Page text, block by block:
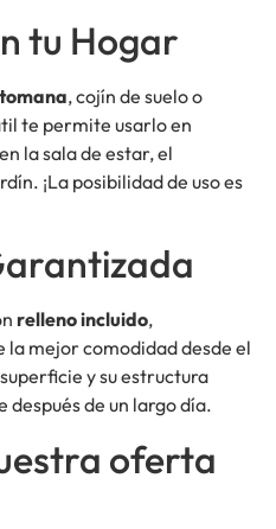
tu Hogar
, cojín de suelo o
te permite usarlo en
la sala de estar, el
¡La posibilidad de uso es
relleno incluido,
la mejor comodidad desde el
y su estructura
de un largo día.
oferta